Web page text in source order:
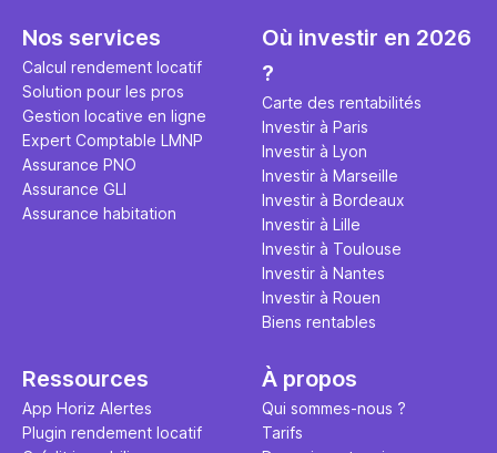
Nos services
Calcul rendement locatif
Solution pour les pros
Gestion locative en ligne
Expert Comptable LMNP
Assurance PNO
Assurance GLI
Assurance habitation
Où investir en 2026
?
Carte des rentabilités
Investir à Paris
Investir à Lyon
Investir à Marseille
Investir à Bordeaux
Investir à Lille
Investir à Toulouse
Investir à Nantes
Investir à Rouen
Biens rentables
Ressources
App Horiz Alertes
Plugin rendement locatif
À propos
Qui sommes-nous ?
Tarifs